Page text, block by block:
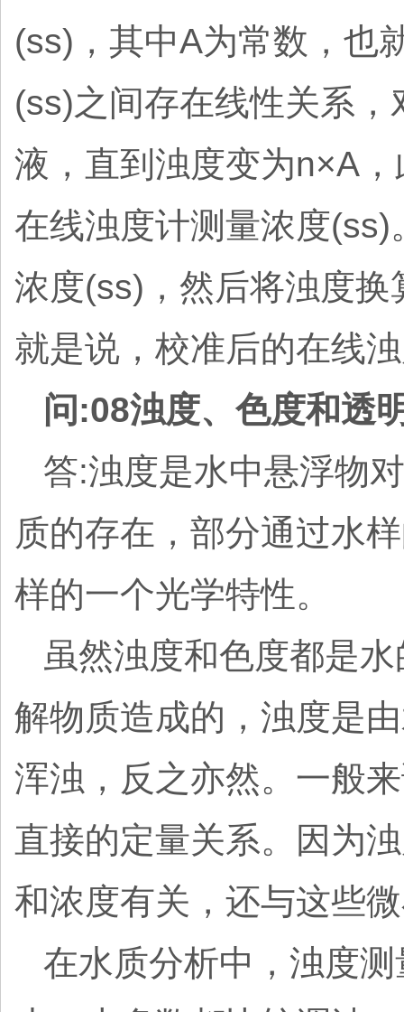
(ss)，其中A为常数，也
(ss)之间存在线性关系
液，直到浊度变为n×A
在线浊度计测量浓度
浓度(ss)，然后将浊度
就是说，校准后的在线
问:08浊度、色度和透
答:浊度是水中悬浮物
质的存在，部分通过水
样的一个光学特性。
虽然浊度和色度都是
解物质造成的，浊度是
浑浊，反之亦然。一般
直接的定量关系。因为
和浓度有关，还与这些
在水质分析中，浊度